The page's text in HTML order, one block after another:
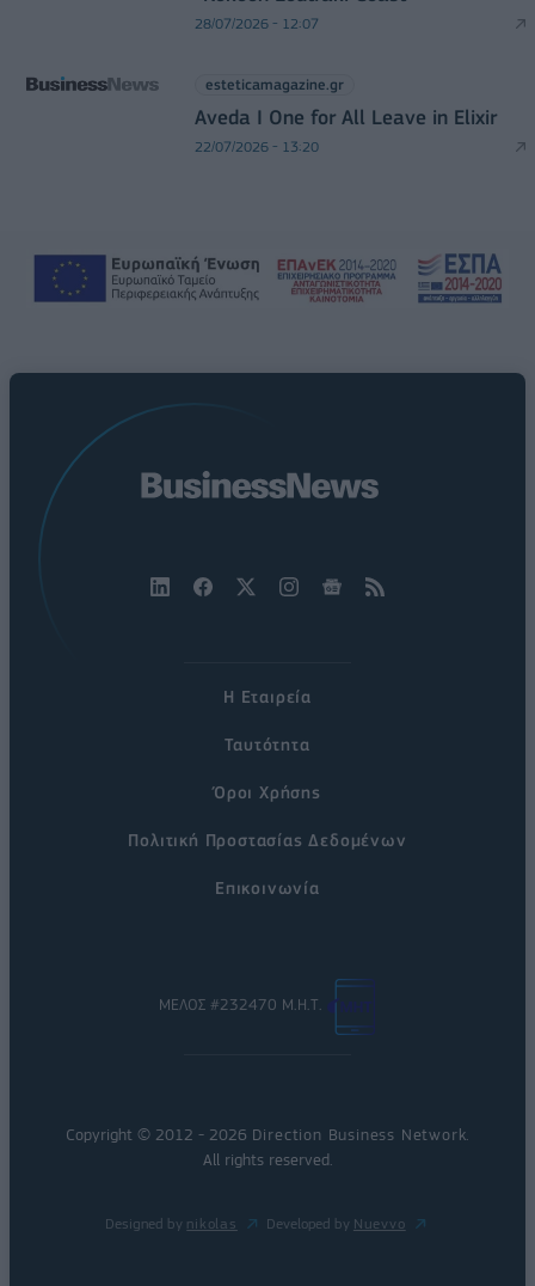
28/07/2026 - 12:07
esteticamagazine.gr
Aveda I One for All Leave in Elixir
22/07/2026 - 13:20
Η Εταιρεία
Ταυτότητα
Όροι Χρήσης
Πολιτική Προστασίας Δεδομένων
Επικοινωνία
ΜΕΛΟΣ #232470 Μ.Η.Τ.
Copyright © 2012 - 2026 Direction Business Network
All rights reserved.
Designed by nikolas Developed by Nuevvo